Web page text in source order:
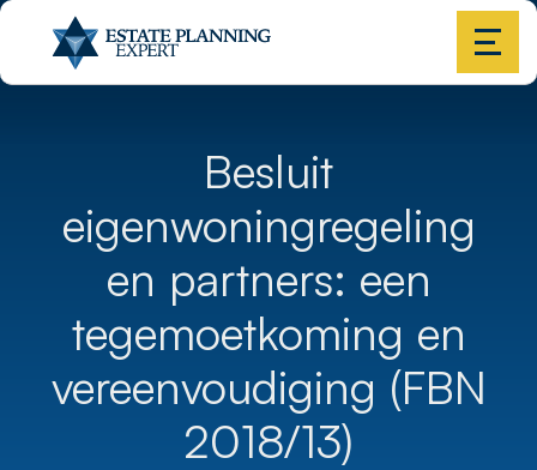
Besluit
eigenwoningregeling
en partners: een
tegemoetkoming en
vereenvoudiging (FBN
2018/13)